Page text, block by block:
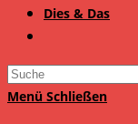
Dies & Das
Search
this
Menü Schließen